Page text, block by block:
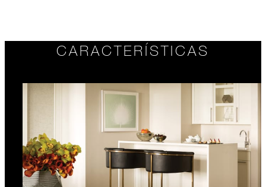
CARACTERÍSTICAS